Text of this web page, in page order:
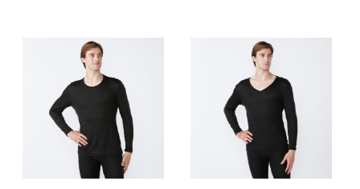
メディカル
コラボ／ライセンス